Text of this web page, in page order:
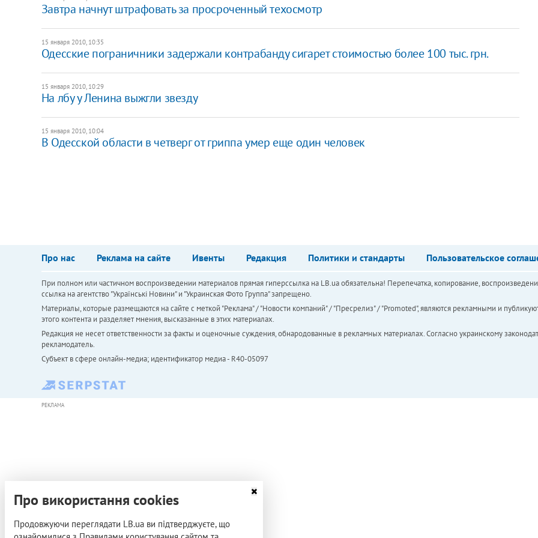
Завтра начнут штрафовать за просроченный техосмотр
15 января 2010, 10:35
Одесские пограничники задержали контрабанду сигарет стоимостью более 100 тыс. грн.
15 января 2010, 10:29
На лбу у Ленина выжгли звезду
15 января 2010, 10:04
В Одесской области в четверг от гриппа умер еще один человек
Про нас Реклама на сайте Ивенты Редакция Политики и стандарты Пользовательское
При полном или частичном воспроизведении материалов прямая гиперссылка на LB.ua обязательна! Перепечатка, копирование,
ссылка на агентство "Українськi Новини" и "Украинская Фото Группа" запрещено.
Материалы, которые размещаются на сайте с меткой "Реклама" / "Новости компаний" / "Пресрелиз" / "Promoted", являются рекламными и
этого контента и разделяет мнения, высказанные в этих материалах.
Редакция не несет ответственности за факты и оценочные суждения, обнародованные в рекламных материалах. Согласно украинскому
рекламодатель.
Субъект в сфере онлайн-медиа; идентификатор медиа - R40-05097
РЕКЛАМА
Про використання cookies
Продовжуючи переглядати LB.ua ви підтверджуєте, що